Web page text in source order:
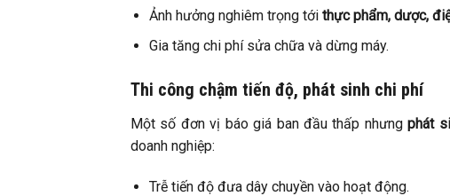
Ảnh hưởng nghiêm trọng tới thực phẩm, dược,
Gia tăng chi phí sửa chữa và dừng máy.
Thi công chậm tiến độ, phát sinh chi phí
Một số đơn vị báo giá ban đầu thấp nhưngphát
doanh nghiệp:
Trễ tiến độ đưa dây chuyền vào hoạt động.